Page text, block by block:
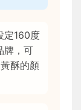
定160度
牌，可
酥的顏